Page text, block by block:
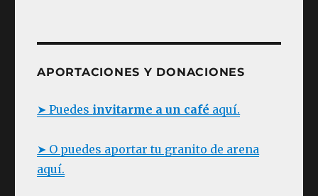
APORTACIONES Y DONACIONES
➤ Puedes invitarme a un café aquí.
➤ O puedes aportar tu granito de arena
aquí.